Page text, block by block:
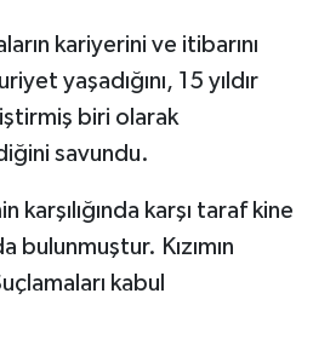
kariyerini ve itibarını
yaşadığını, 15 yıldır
biri olarak
savundu.
karşılığında karşı taraf kine
bulunmuştur. Kızımın
kabul